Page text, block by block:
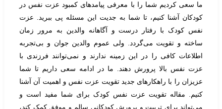
ما سعی کردیم شما را با معرفی پیامد‌های کمبود عزت نفس در
کودکان آشنا کنیم، تا شما به جدیت این مسئله پی ببرید. عزت
نفس کودک با رفتار درست و آگاهانه والدین به مرور زمان
ساخته و تقویت می‌گردد. ولی عموم والدین جوان و بی‌تجربه
اطلاعات کافی را در این زمینه ندارند و نمی‌توانند فرزندی با
عزت نفس بالا پرورش دهند. ما در ادامه سعی داریم تا شما
عزیزان را با راهکار‌های جدید تقویت عزت نفس و اهمیت آن آشنا
کنیم. مقاله تقویت عزت نفس کودک برای شما مفید است و
می‌تواند برای تربیت و پرورش کودکانی سالم و موفق کمک کند،